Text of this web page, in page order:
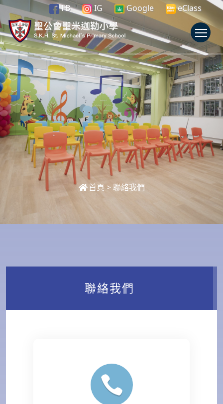
FB IG Google eClass
首頁 > 聯絡我們
聯絡我們